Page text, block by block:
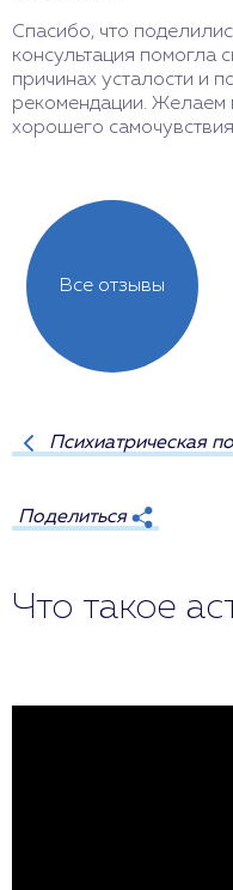
Спасибо, что
консультация помогла
причинах усталости и
рекомендации. Желаем
хорошего
Все отзывы
Психиатрическая
Поделиться
Что такое